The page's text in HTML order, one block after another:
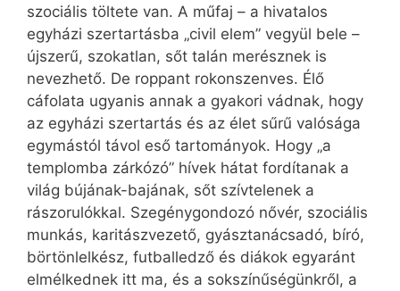
szociális töltete van. A műfaj – a hivatalos
egyházi szertartásba „civil elem” vegyül bele –
újszerű, szokatlan, sőt talán merésznek is
nevezhető. De roppant rokonszenves. Élő
cáfolata ugyanis annak a gyakori vádnak, hogy
az egyházi szertartás és az élet sűrű valósága
egymástól távol eső tartományok. Hogy „a
templomba zárkózó” hívek hátat fordítanak a
világ bújának-bajának, sőt szívtelenek a
rászorulókkal. Szegénygondozó nővér, szociális
munkás, karitászvezető, gyásztanácsadó, bíró,
börtönlelkész, futballedző és diákok egyaránt
elmélkednek itt ma, és a sokszínűségünkről, a